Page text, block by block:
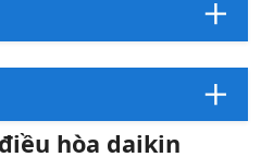
hòa daikin